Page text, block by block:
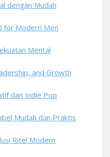
dengan Mudah
for Modern Men
Mental
and Growth
dan Indie Pop
Mudah dan Praktis
Ritel Modern